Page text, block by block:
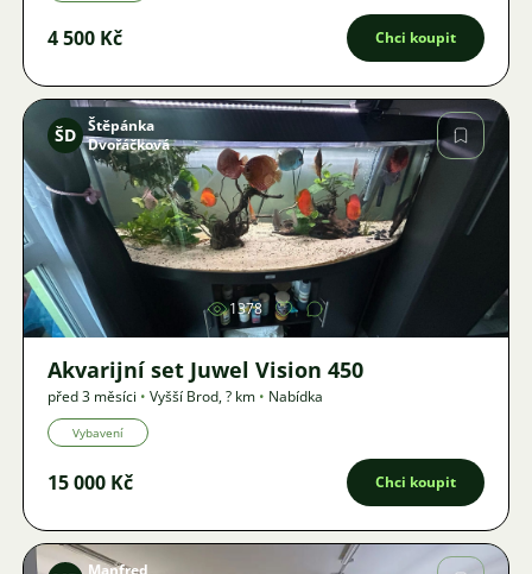
4 500 Kč Chci koupit
Obrázek
ŠD Štěpánka
Dvořáčková
1378
Akvarijní set Juwel Vision 450
před 3 měsíci • Vyšší Brod,? km • Nabídka
Vybavení
15 000 Kč Chci koupit
Manfred